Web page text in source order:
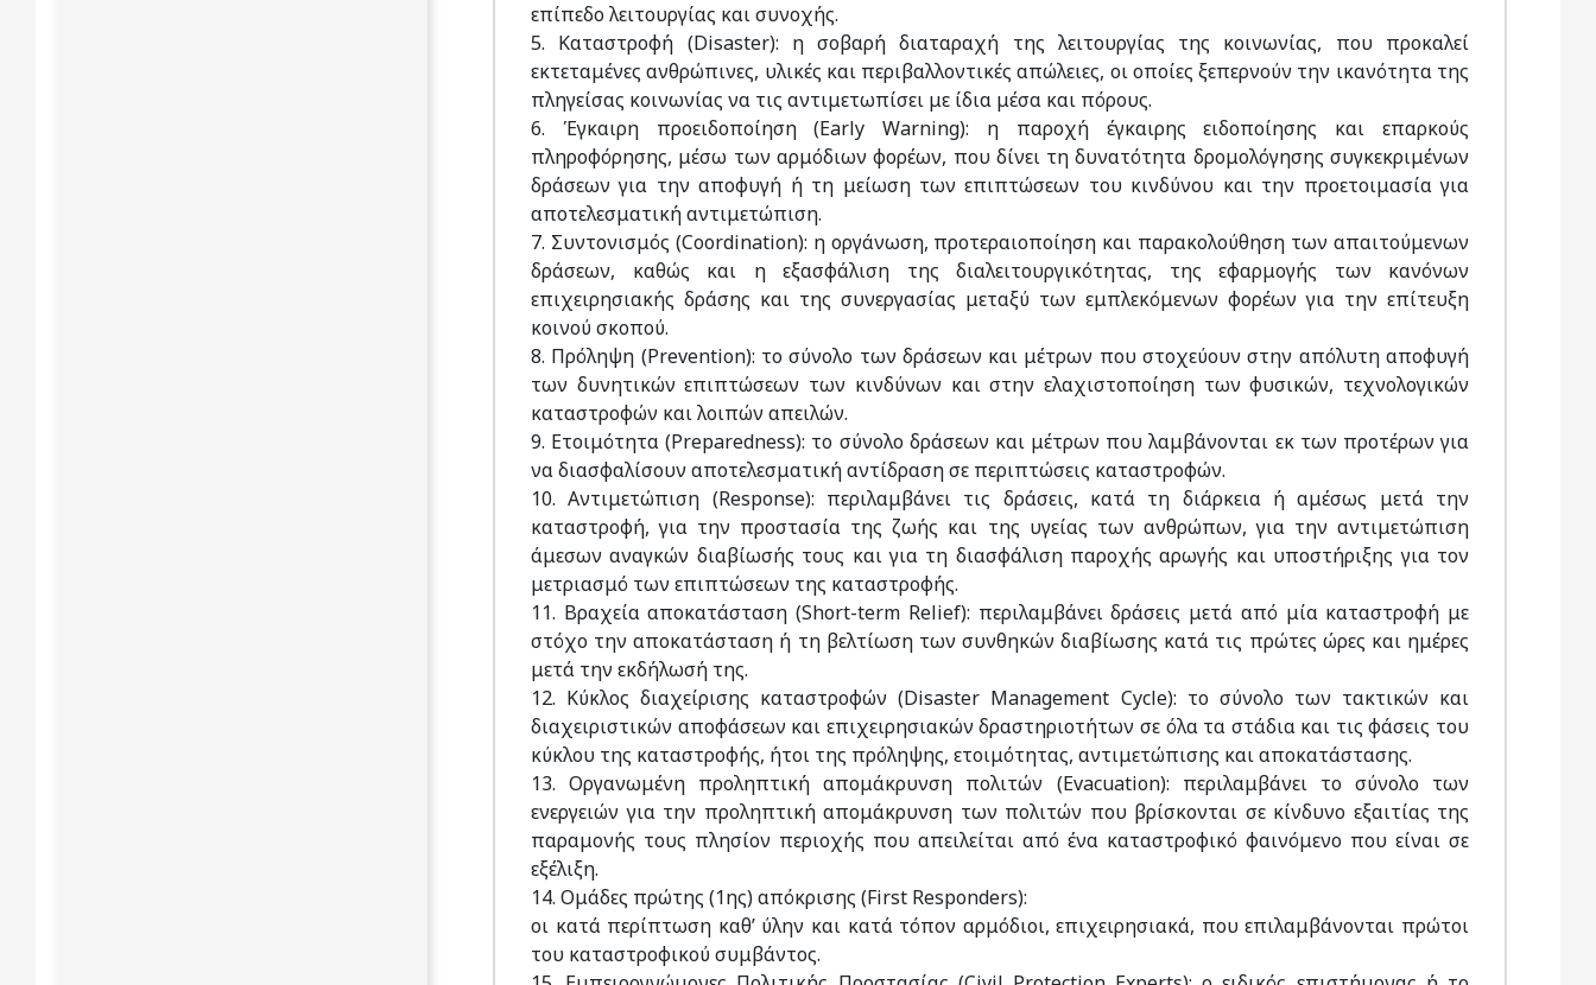
επίπεδο λειτουργίας και συνοχής.
5. Καταστροφή (Disaster): η σοβαρή διαταραχή της λειτουργίας της κοινωνίας, που προκαλεί
εκτεταμένες ανθρώπινες, υλικές και περιβαλλοντικές απώλειες, οι οποίες ξεπερνούν την ικανότητα της
πληγείσας κοινωνίας να τις αντιμετωπίσει με ίδια μέσα και πόρους.
6. Έγκαιρη προειδοποίηση (Early Warning): η παροχή έγκαιρης ειδοποίησης και επαρκούς
πληροφόρησης, μέσω των αρμόδιων φορέων, που δίνει τη δυνατότητα δρομολόγησης συγκεκριμένων
δράσεων για την αποφυγή ή τη μείωση των επιπτώσεων του κινδύνου και την προετοιμασία για
αποτελεσματική αντιμετώπιση.
7. Συντονισμός (Coordination): η οργάνωση, προτεραιοποίηση και παρακολούθηση των απαιτούμενων
δράσεων, καθώς και η εξασφάλιση της διαλειτουργικότητας, της εφαρμογής των κανόνων
επιχειρησιακής δράσης και της συνεργασίας μεταξύ των εμπλεκόμενων φορέων για την επίτευξη
κοινού σκοπού.
8. Πρόληψη (Prevention): το σύνολο των δράσεων και μέτρων που στοχεύουν στην απόλυτη αποφυγή
των δυνητικών επιπτώσεων των κινδύνων και στην ελαχιστοποίηση των φυσικών, τεχνολογικών
καταστροφών και λοιπών απειλών.
9. Ετοιμότητα (Preparedness): το σύνολο δράσεων και μέτρων που λαμβάνονται εκ των προτέρων για
να διασφαλίσουν αποτελεσματική αντίδραση σε περιπτώσεις καταστροφών.
10. Αντιμετώπιση (Response): περιλαμβάνει τις δράσεις, κατά τη διάρκεια ή αμέσως μετά την
καταστροφή, για την προστασία της ζωής και της υγείας των ανθρώπων, για την αντιμετώπιση
άμεσων αναγκών διαβίωσής τους και για τη διασφάλιση παροχής αρωγής και υποστήριξης για τον
μετριασμό των επιπτώσεων της καταστροφής.
11. Βραχεία αποκατάσταση (Short-term Relief): περιλαμβάνει δράσεις μετά από μία καταστροφή με
στόχο την αποκατάσταση ή τη βελτίωση των συνθηκών διαβίωσης κατά τις πρώτες ώρες και ημέρες
μετά την εκδήλωσή της.
12. Κύκλος διαχείρισης καταστροφών (Disaster Management Cycle): το σύνολο των τακτικών και
διαχειριστικών αποφάσεων και επιχειρησιακών δραστηριοτήτων σε όλα τα στάδια και τις φάσεις του
κύκλου της καταστροφής, ήτοι της πρόληψης, ετοιμότητας, αντιμετώπισης και αποκατάστασης.
13. Οργανωμένη προληπτική απομάκρυνση πολιτών (Evacuation): περιλαμβάνει το σύνολο των
ενεργειών για την προληπτική απομάκρυνση των πολιτών που βρίσκονται σε κίνδυνο εξαιτίας της
παραμονής τους πλησίον περιοχής που απειλείται από ένα καταστροφικό φαινόμενο που είναι σε
εξέλιξη.
14. Ομάδες πρώτης (1ης) απόκρισης (First Responders):
οι κατά περίπτωση καθ’ ύλην και κατά τόπον αρμόδιοι, επιχειρησιακά, που επιλαμβάνονται πρώτοι
του καταστροφικού συμβάντος.